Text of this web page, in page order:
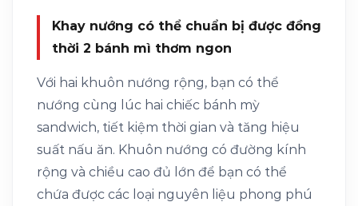
Khay nướng có thể chuẩn bị được đồng
thời 2 bánh mì thơm ngon
Với hai khuôn nướng rộng, bạn có thể
nướng cùng lúc hai chiếc bánh mỳ
sandwich, tiết kiệm thời gian và tăng hiệu
suất nấu ăn. Khuôn nướng có đường kính
rộng và chiều cao đủ lớn để bạn có thể
chứa được các loại nguyên liệu phong phú